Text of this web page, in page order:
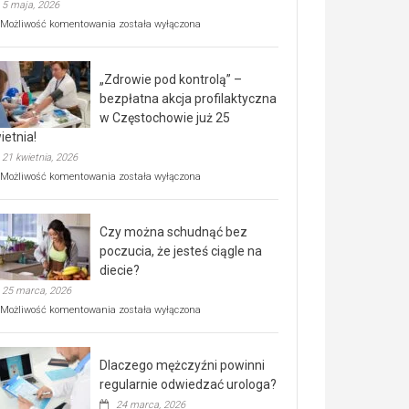
5 maja, 2026
Możliwość komentowania Rusza
rehabilitacji
dla
seniorów!
została wyłączona
„Zdrowie pod kontrolą” –
bezpłatna akcja profilaktyczna
w Częstochowie już 25
21 kwietnia, 2026
Możliwość komentowania „Zdrowie
bezpłatna
akcja
profilaktyczna
w
już
kwietnia!
została wyłączona
Czy można schudnąć bez
poczucia, że jesteś ciągle na
diecie?
25 marca, 2026
Możliwość komentowania Czy
poczucia,
że
została wyłączona
Dlaczego mężczyźni powinni
regularnie odwiedzać urologa?
24 marca, 2026